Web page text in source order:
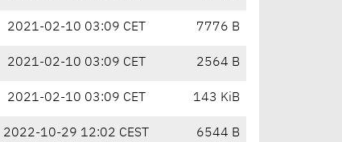
2021-02-10 03:09 CET 7776 B
2021-02-10 03:09 CET 2564 B
2021-02-10 03:09 CET 143 KiB
2022-10-29 12:02 CEST 6544 B